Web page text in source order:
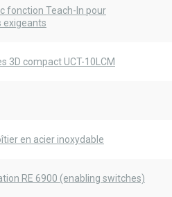
fonction Teach-In pour
exigeants
3D compact UCT-10LCM
en acier inoxydable
RE 6900 (enabling switches)